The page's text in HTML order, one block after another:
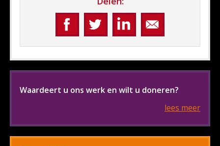
Waardeert u ons werk en wilt u doneren?
lees meer